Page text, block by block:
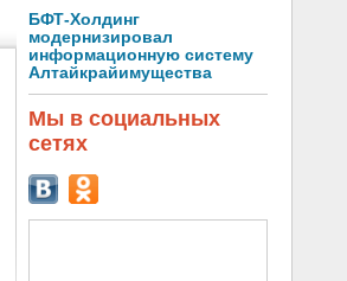
БФТ-Холдинг
модернизировал
информационную систему
Алтайкрайимущества
Мы в социальных
сетях